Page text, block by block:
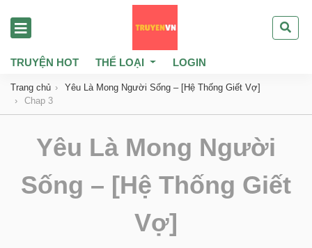
TRUYỆN HOT THỂ LOẠI LOGIN
Trang chủ
Yêu Là Mong Người Sống – [Hệ Thống Giết Vợ]
Chap 3
Yêu Là Mong Người
Sống – [Hệ Thống Giết
Vợ]